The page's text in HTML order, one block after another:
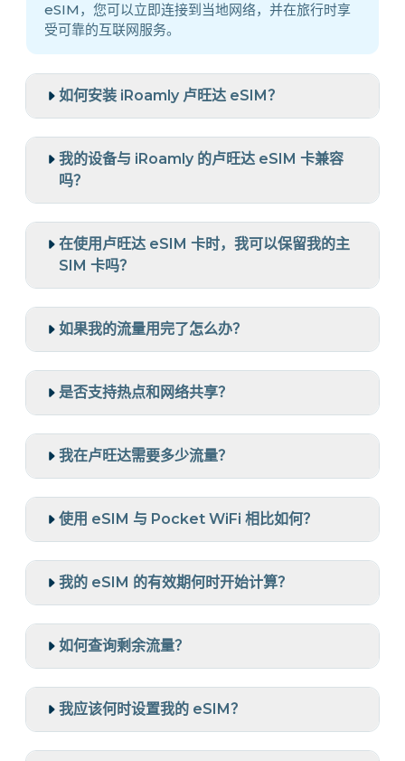
eSIM，您可以立即连接到当地网络，并在旅行时享
受可靠的互联网服务。
如何安装 iRoamly 卢旺达 eSIM？
我的设备与 iRoamly 的卢旺达 eSIM 卡兼容
吗？
在使用卢旺达 eSIM 卡时，我可以保留我的主
SIM 卡吗？
如果我的流量用完了怎么办？
是否支持热点和网络共享？
我在卢旺达需要多少流量？
使用 eSIM 与 Pocket WiFi 相比如何？
我的 eSIM 的有效期何时开始计算？
如何查询剩余流量？
我应该何时设置我的 eSIM？